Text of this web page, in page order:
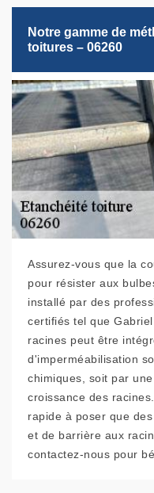
Notre gamme de
toitures – 06260
Assurez-vous que la
pour résister aux
installé par des
certifiés tel que
racines peut être
d'imperméabilisation
chimiques, soit par
croissance des
rapide à poser que
et de barrière aux
contactez-nous pour